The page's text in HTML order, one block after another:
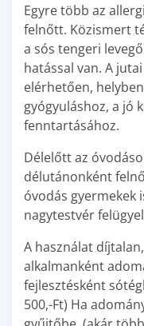
Egyre több az
felnőtt. Közismert
a sós tengeri
hatással van. A
elérhetően,
gyógyuláshoz, a jó
fenntartásához.
Délelőtt az
délutánonként
óvodás gyermekek
nagytestvér
A használat
alkalmanként
fejlesztésként
500,-Ft) Ha